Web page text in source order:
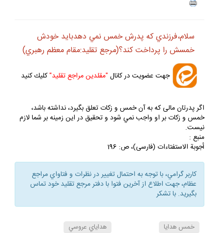
سلام،فرزندي كه پدرش خمس نمي دهدبايد خودش
خمسش را پرداخت كند؟(مرجع تقليد:مقام معظم رهبري)
جهت عضويت در كانال "مقلدين مراجع تقليد"كليك كنيد
اگر پدرتان مالى كه به آن خمس و زكات تعلق بگيرد، نداشته باشد،
خمس و زكات بر او واجب نمي شود و تحقيق در اين زمينه بر شما لازم
نيست.
منبع :
أجوبة الاستفتاءات (فارسى)، ص: 196
كاربر گرامي، با توجه به احتمال تغيير در نظرات و فتاواي مراجع
عظام، جهت اطلاع از آخرين فتوا با دفتر مرجع تقليد خود تماس
بگيريد. با تشكر
خمس هدايا هداياي عروسي